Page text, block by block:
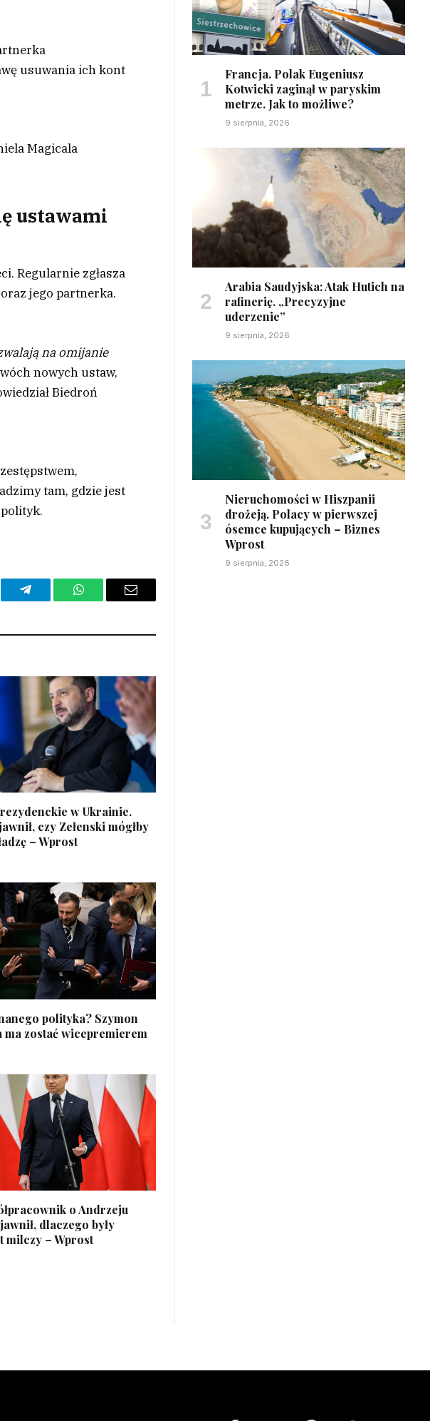
usuwania ich kont
Magicala
ustawami
Regularnie zgłasza
jego partnerka.
na omijanie
nowych ustaw,
Biedroń
tam, gdzie jest
Telegram WhatsAppEmail
w Ukrainie.
czy Zełenski mógłby
– Wprost
polityka? Szymon
ma zostać wicepremierem
o Andrzeju
dlaczego były
milczy – Wprost
Francja. Polak Eugeniusz
Kotwicki zaginął w paryskim
metrze. Jak to możliwe?
9 sierpnia, 2026
Arabia Saudyjska: Atak Hutich na
rafinerię. „Precyzyjne
uderzenie”
9 sierpnia, 2026
Nieruchomości w Hiszpanii
drożeją. Polacy w pierwszej
ósemce kupujących – Biznes
Wprost
9 sierpnia, 2026